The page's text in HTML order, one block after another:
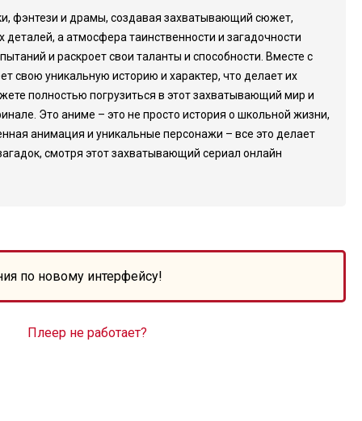
фэнтези и драмы, создавая захватывающий сюжет,
а атмосфера таинственности и загадочности
и раскроет свои таланты и способности. Вместе с
свою уникальную историю и характер, что делает их
полностью погрузиться в этот захватывающий мир и
Это аниме – это не просто история о школьной жизни,
анимация и уникальные персонажи – все это делает
смотря этот захватывающий сериал онлайн
по новому интерфейсу!
Плеер не работает?